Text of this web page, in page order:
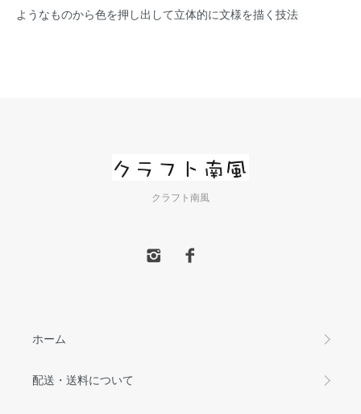
ようなものから色を押し出して立体的に文様を描く技法
クラフト南風
ホーム
配送・送料について